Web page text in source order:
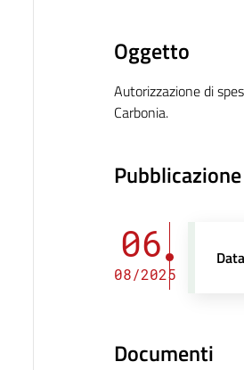
Oggetto
Autorizzazione di
Carbonia.
Pubblicazione
06
08/2025
Documenti